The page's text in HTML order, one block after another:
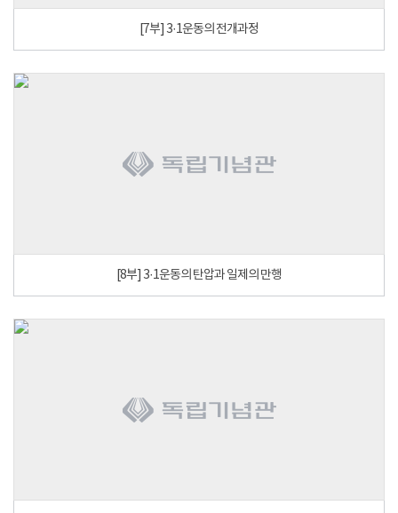
[7부] 3·1운동의 전개과정
[8부] 3·1운동의 탄압과 일제의 만행